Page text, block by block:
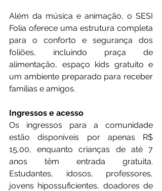
Além da música e animação, o SESI
Folia oferece uma estrutura completa
para o conforto e segurança dos
foliões, incluindo praça de
alimentação, espaço kids gratuito e
um ambiente preparado para receber
famílias e amigos.
Ingressos e acesso
Os ingressos para a comunidade
estão disponíveis por apenas R$
15,00, enquanto crianças de até 7
anos têm entrada gratuita.
Estudantes, idosos, professores,
jovens hipossuficientes, doadores de